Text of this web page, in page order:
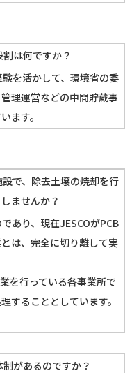
は何ですか？
を活かして、環境省の委
理運営などの中間貯蔵事
ます。
で、除去土壌の焼却を行
ませんか？
あり、現在JESCOがPCB
は、完全に切り離して実
を行っている各事業所で
することとしています。
があるのですか？